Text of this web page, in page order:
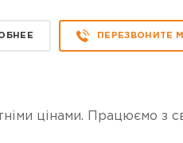
ПЕРЕЗВОНИТЕ
цінами. Працюємо з